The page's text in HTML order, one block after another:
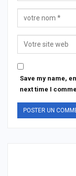
Save my name,
next time I